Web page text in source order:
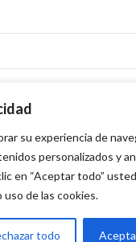
su experiencia de
personalizados y
en “Aceptar todo”
de las cookies.
todo
correo electrónico